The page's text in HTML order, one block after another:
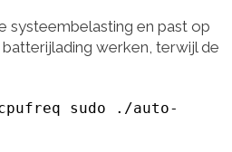
systeembelasting en past op
werken, terwijl de
sudo ./auto-